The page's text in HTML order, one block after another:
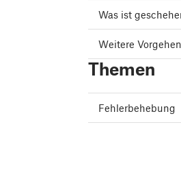
Was ist
Weitere
Themen
Fehlerbehebung